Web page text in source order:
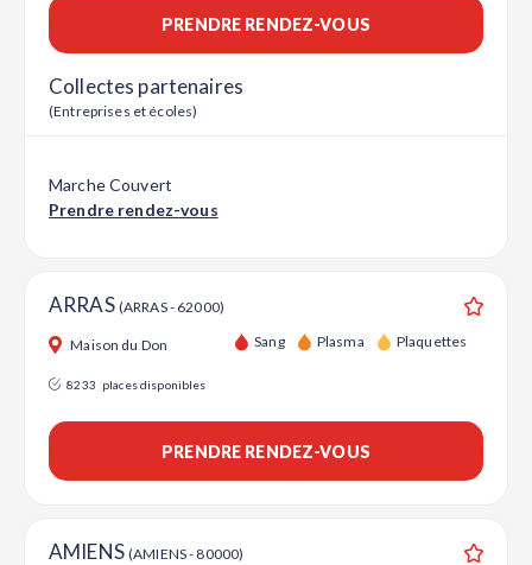
PRENDRE RENDEZ-VOUS
Collectes partenaires
(Entreprises et écoles)
Marche Couvert
Prendre rendez-vous
ARRAS (ARRAS - 62000)
Maison du Don Sang Plasma Plaquettes
8233 places disponibles
PRENDRE RENDEZ-VOUS
AMIENS (AMIENS - 80000)